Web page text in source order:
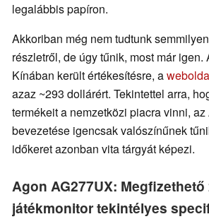
legalábbis papíron.
Akkoriban még nem tudtunk
részletről, de úgy tűnik, most már igen.
Kínában került értékesítésre, a
azaz ~293 dollárért. Tekintettel arra,
termékeit a nemzetközi piacra vinni,
bevezetése igencsak valószínűnek
időkeret azonban vita tárgyát képezi.
Agon AG277UX:
játékmonitor tekintélyes